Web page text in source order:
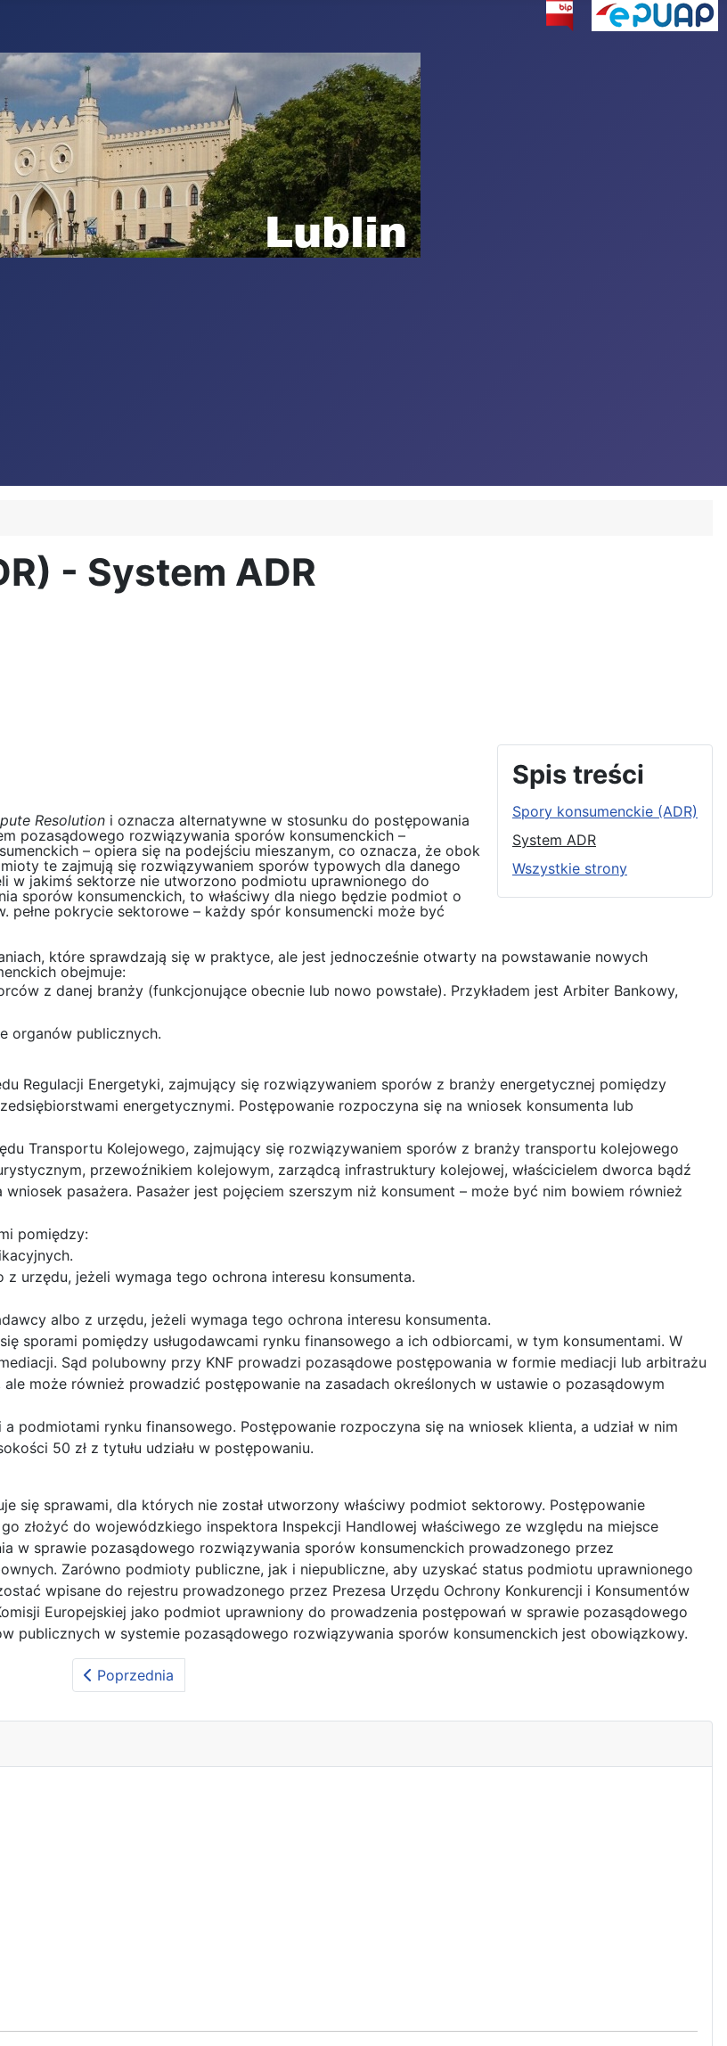
- System ADR
Spis treści
Spory konsumenckie (ADR)
System ADR
Wszystkie strony
Resolution i oznacza alternatywne w stosunku do postępowania
pozasądowego rozwiązywania sporów konsumenckich –
– opiera się na podejściu mieszanym, co oznacza, że obok
te zajmują się rozwiązywaniem sporów typowych dla danego
w jakimś sektorze nie utworzono podmiotu uprawnionego do
sporów konsumenckich, to właściwy dla niego będzie podmiot o
pokrycie sektorowe – każdy spór konsumencki może być
które sprawdzają się w praktyce, ale jest jednocześnie otwarty na powstawanie nowych
obejmuje:
z danej branży (funkcjonujące obecnie lub nowo powstałe). Przykładem jest Arbiter Bankowy,
organów publicznych.
Regulacji Energetyki, zajmujący się rozwiązywaniem sporów z branży energetycznej pomiędzy
energetycznymi. Postępowanie rozpoczyna się na wniosek konsumenta lub
Transportu Kolejowego, zajmujący się rozwiązywaniem sporów z branży transportu kolejowego
przewoźnikiem kolejowym, zarządcą infrastruktury kolejowej, właścicielem dworca bądź
pasażera. Pasażer jest pojęciem szerszym niż konsument – może być nim bowiem również
pomiędzy:
urzędu, jeżeli wymaga tego ochrona interesu konsumenta.
albo z urzędu, jeżeli wymaga tego ochrona interesu konsumenta.
sporami pomiędzy usługodawcami rynku finansowego a ich odbiorcami, w tym konsumentami. W
Sąd polubowny przy KNF prowadzi pozasądowe postępowania w formie mediacji lub arbitrażu
może również prowadzić postępowanie na zasadach określonych w ustawie o pozasądowym
podmiotami rynku finansowego. Postępowanie rozpoczyna się na wniosek klienta, a udział w nim
50 zł z tytułu udziału w postępowaniu.
się sprawami, dla których nie został utworzony właściwy podmiot sektorowy. Postępowanie
złożyć do wojewódzkiego inspektora Inspekcji Handlowej właściwego ze względu na miejsce
w sprawie pozasądowego rozwiązywania sporów konsumenckich prowadzonego przez
Zarówno podmioty publiczne, jak i niepubliczne, aby uzyskać status podmiotu uprawnionego
wpisane do rejestru prowadzonego przez Prezesa Urzędu Ochrony Konkurencji i Konsumentów
Europejskiej jako podmiot uprawniony do prowadzenia postępowań w sprawie pozasądowego
publicznych w systemie pozasądowego rozwiązywania sporów konsumenckich jest obowiązkowy.
Poprzednia